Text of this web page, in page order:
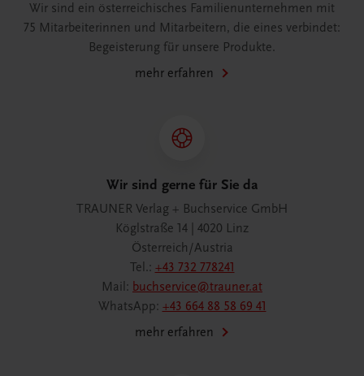
Wir sind ein österreichisches Familienunternehmen mit
75 Mitarbeiterinnen und Mitarbeitern, die eines verbindet:
Begeisterung für unsere Produkte.
mehr erfahren
Wir sind gerne für Sie da
TRAUNER Verlag + Buchservice GmbH
Köglstraße 14 | 4020 Linz
Österreich/Austria
Tel.: +43 732 778241
Mail: buchservice@trauner.at
WhatsApp: +43 664 88 58 69 41
mehr erfahren